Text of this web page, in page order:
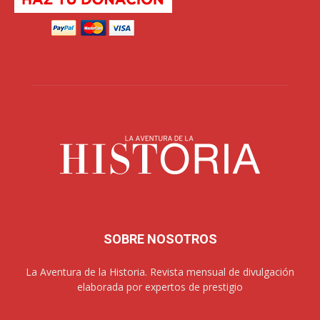
SOBRE NOSOTROS
La Aventura de la Historia. Revista mensual de divulgación
elaborada por expertos de prestigio